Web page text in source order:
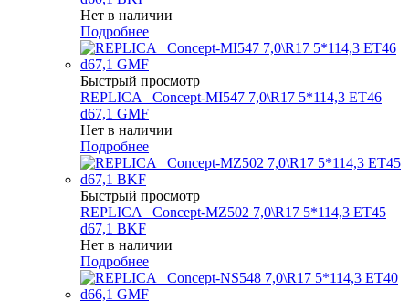
Нет в наличии
Подробнее
Быстрый просмотр
REPLICA _Concept-MI547 7,0\R17 5*114,3 ET46
d67,1 GMF
Нет в наличии
Подробнее
Быстрый просмотр
REPLICA _Concept-MZ502 7,0\R17 5*114,3 ET45
d67,1 BKF
Нет в наличии
Подробнее